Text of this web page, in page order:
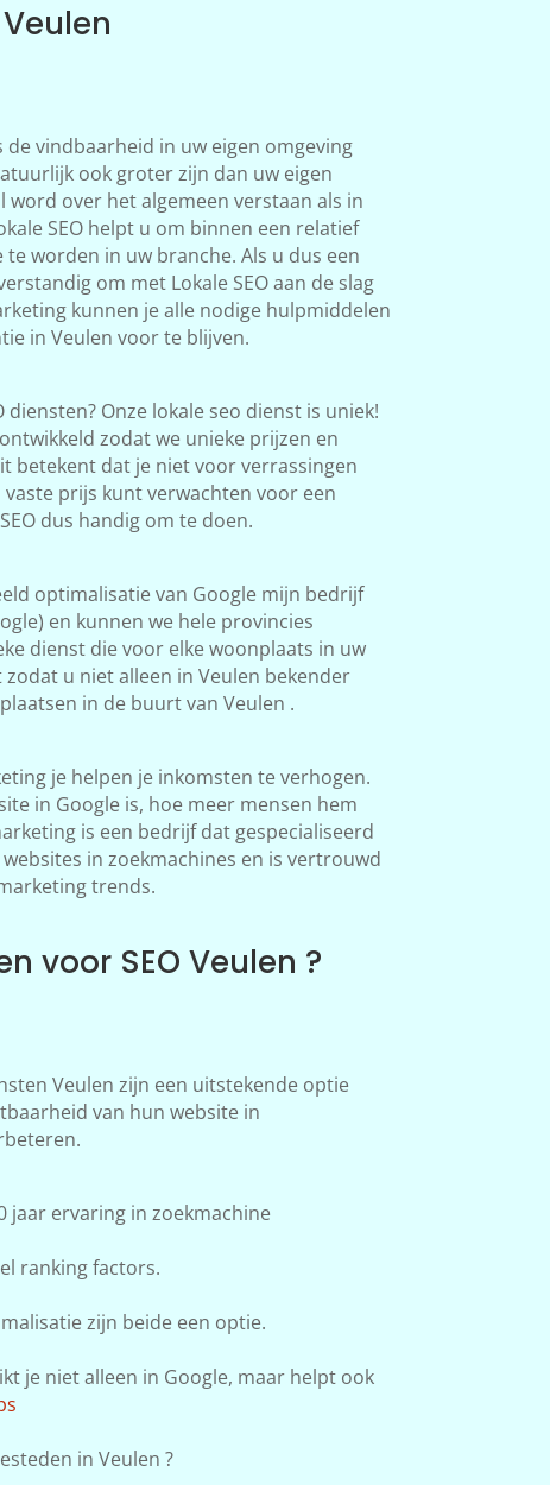
de vindbaarheid in uw eigen omgeving
ook groter zijn dan uw eigen
word over het algemeen verstaan als in
SEO helpt u om binnen een relatief
worden in uw branche. Als u dus een
om met Lokale SEO aan de slag
kunnen je alle nodige hulpmiddelen
in Veulen voor te blijven.
diensten? Onze lokale seo dienst is uniek!
zodat we unieke prijzen en
betekent dat je niet voor verrassingen
prijs kunt verwachten voor een
dus handig om te doen.
optimalisatie van Google mijn bedrijf
en kunnen we hele provincies
dienst die voor elke woonplaats in uw
u niet alleen in Veulen bekender
in de buurt van Veulen .
je helpen je inkomsten te verhogen.
in Google is, hoe meer mensen hem
is een bedrijf dat gespecialiseerd
in zoekmachines en is vertrouwd
trends.
voor SEO Veulen ?
Veulen zijn een uitstekende optie
van hun website in
jaar ervaring in zoekmachine
ranking factors.
zijn beide een optie.
je niet alleen in Google, maar helpt ook
in Veulen ?